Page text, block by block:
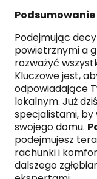
Podejmując
powietrznymi a
rozważyć
Kluczowe jest,
odpowiadające
lokalnym. Już
specjalistami,
swojego domu.
podejmujesz
rachunki i
dalszego